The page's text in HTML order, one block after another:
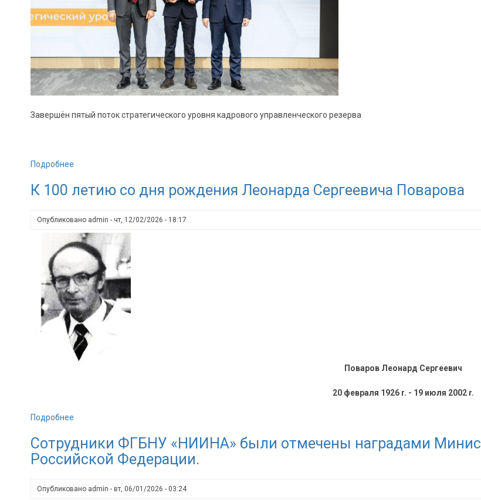
Завершён пятый поток стратегического уровня кадрового управленческого резерва
Подробнее
пятый
стратегического
кадрового
управленческого
резерва
К 100 летию со дня рождения Леонарда Сергеевича Поварова
Опубликовано admin - чт, 12/02/2026 - 18:17
Поваров Леонард Сергеевич
20 февраля 1926 r. - 19 июля 2002 r.
Подробнее
100
летию
Сотрудники ФГБНУ «НИИНА» были отмечены наградами
Российской Федерации.
Опубликовано admin - вт, 06/01/2026 - 03:24